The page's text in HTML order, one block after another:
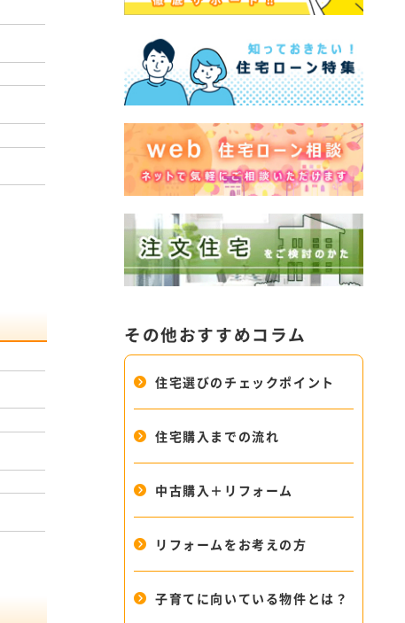
その他おすすめコラム
住宅選びのチェックポイント
住宅購入までの流れ
中古購入＋リフォーム
リフォームをお考えの方
子育てに向いている物件とは？